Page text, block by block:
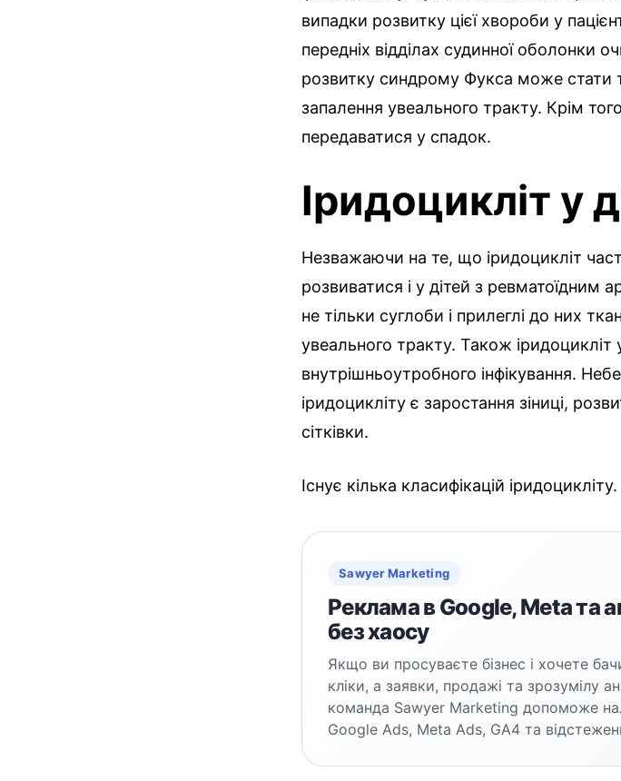
випадки розвитку цієї хвороби у
передніх відділах судинної оболонки
розвитку синдрому Фукса може стати
запалення увеального тракту. Крім
передаватися у спадок.
Іридоцикліт у
Незважаючи на те, що іридоцикліт
розвиватися і у дітей з ревматоїдним
не тільки суглоби і прилеглі до них
увеального тракту. Також іридоцикліт
внутрішньоутробного інфікування.
іридоцикліту є заростання зіниці,
сітківки.
Існує кілька класифікацій іридоцикліту.
Sawyer Marketing
Реклама в Google, Meta та
без хаосу
Якщо ви просуваєте бізнес і хочете
кліки, а заявки, продажі та зрозумілу
команда Sawyer Marketing допоможе
Google Ads, Meta Ads, GA4 та